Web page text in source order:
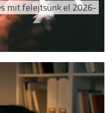
mit felejtsünk el 2026-